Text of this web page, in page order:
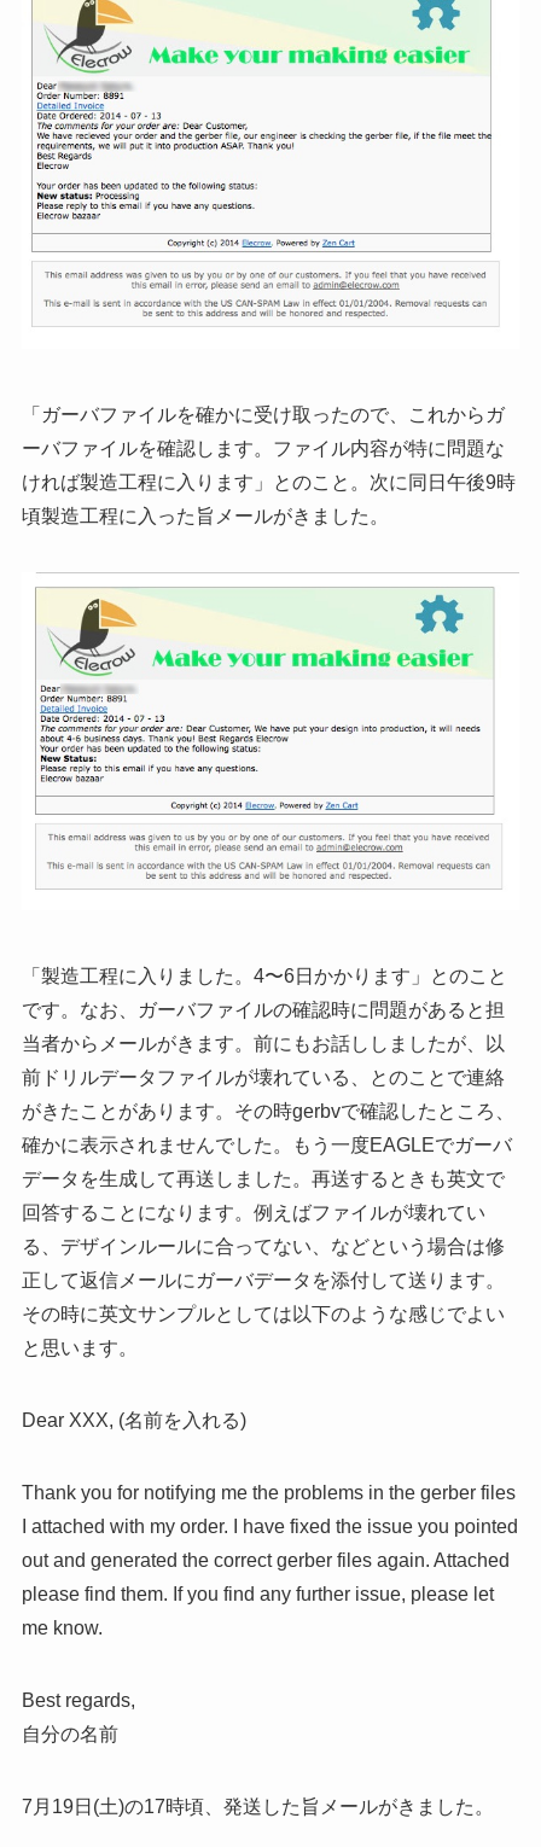
「ガーバファイルを確かに受け取ったので、これからガ
ーバファイルを確認します。ファイル内容が特に問題な
ければ製造工程に入ります」とのこと。次に同日午後9時
頃製造工程に入った旨メールがきました。
「製造工程に入りました。4〜6日かかります」とのこと
です。なお、ガーバファイルの確認時に問題があると担
当者からメールがきます。前にもお話ししましたが、以
前ドリルデータファイルが壊れている、とのことで連絡
がきたことがあります。その時gerbvで確認したところ、
確かに表示されませんでした。もう一度EAGLEでガーバ
データを生成して再送しました。再送するときも英文で
回答することになります。例えばファイルが壊れてい
る、デザインルールに合ってない、などという場合は修
正して返信メールにガーバデータを添付して送ります。
その時に英文サンプルとしては以下のような感じでよい
と思います。
Dear XXX, (名前を入れる)
Thank you for notifying me the problems in the gerber files
I attached with my order. I have fixed the issue you pointed
out and generated the correct gerber files again. Attached
please find them. If you find any further issue, please let
me know.
Best regards,
自分の名前
7月19日(土)の17時頃、発送した旨メールがきました。